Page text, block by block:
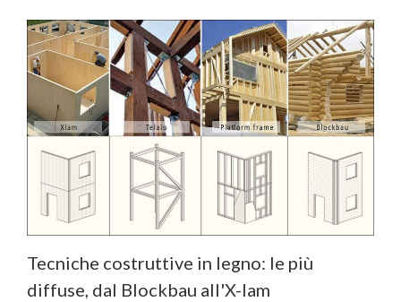
Tecniche costruttive in legno: le più
diffuse, dal Blockbau all'X-lam